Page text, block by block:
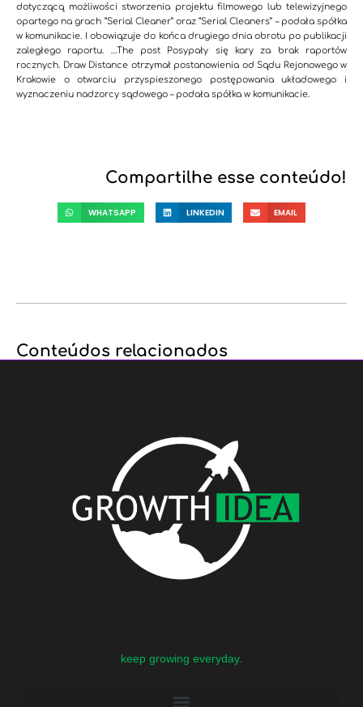
dotyczącą możliwości stworzenia projektu filmowego lub telewizyjnego
opartego na grach “Serial Cleaner” oraz “Serial Cleaners” – podała spółka
w komunikacie. I obowiązuje do końca drugiego dnia obrotu po publikacji
zaległego raportu. …The post Posypały się kary za brak raportów
rocznych. Draw Distance otrzymał postanowienia od Sądu Rejonowego w
Krakowie o otwarciu przyspieszonego postępowania układowego i
wyznaczeniu nadzorcy sądowego – podała spółka w komunikacie.
Compartilhe esse conteúdo!
WHATSAPP LINKEDIN EMAIL
Conteúdos relacionados
keep growing everyday.